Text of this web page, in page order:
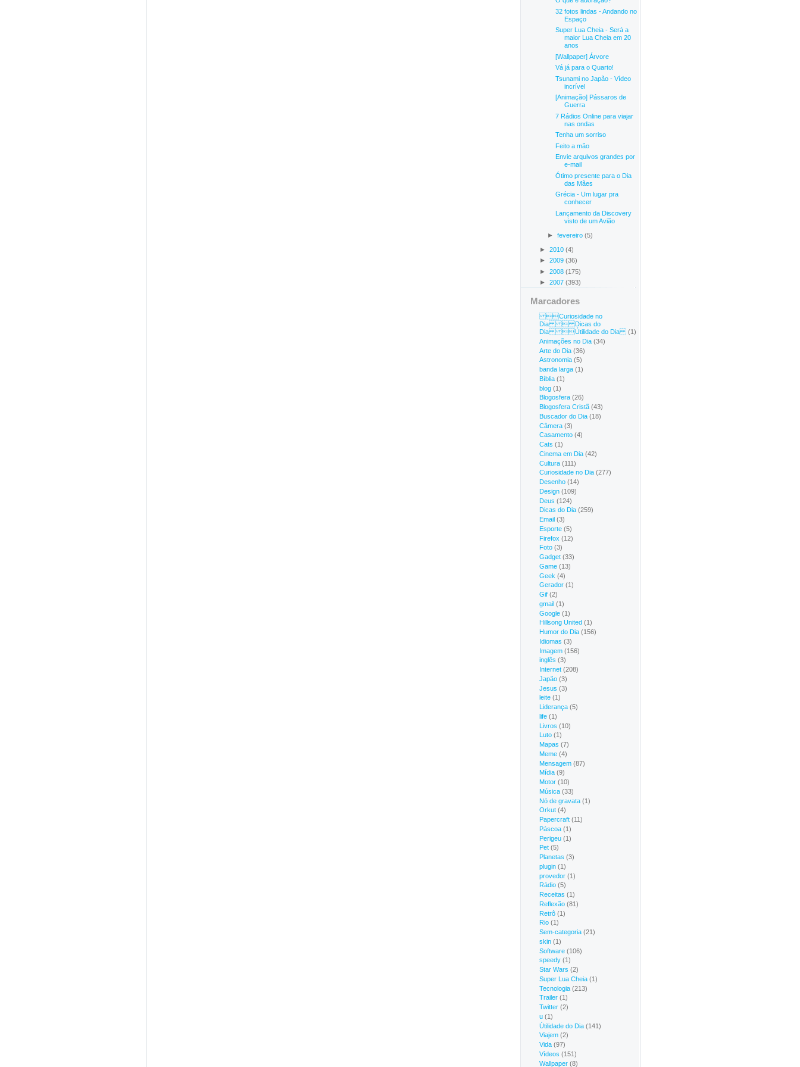
32 fotos lindas - Andando no
Espaço
Super Lua Cheia - Será a
maior Lua Cheia em 20
anos
[Wallpaper] Árvore
Vá já para o Quarto!
Tsunami no Japão - Vídeo
incrível
[Animação] Pássaros de
Guerra
7 Rádios Online para viajar
nas ondas
Tenha um sorriso
Feito a mão
Envie arquivos grandes por
e-mail
Ótimo presente para o Dia
das Mães
Grécia - Um lugar pra
conhecer
Lançamento da Discovery
visto de um Avião
►fevereiro(5)
► 2010 (4)
► 2009 (36)
► 2008 (175)
► 2007 (393)
Marcadores
Curiosidade no
Dia  Dicas do
Dia Útilidade do Dia (1)
Animações no Dia (34)
Arte do Dia (36)
Astronomia (5)
banda larga (1)
Bíblia (1)
blog (1)
Blogosfera (26)
Blogosfera Cristã (43)
Buscador do Dia (18)
Câmera (3)
Casamento (4)
Cats (1)
Cinema em Dia (42)
Cultura (111)
Curiosidade no Dia (277)
Desenho (14)
Design (109)
Deus (124)
Dicas do Dia (259)
Email (3)
Esporte (5)
Firefox (12)
Foto (3)
Gadget (33)
Game (13)
Geek (4)
Gerador (1)
Gif (2)
gmail (1)
Google (1)
Hillsong United (1)
Humor do Dia (156)
Idiomas (3)
Imagem (156)
inglês (3)
Internet (208)
Japão (3)
Jesus (3)
leite (1)
Liderança (5)
life (1)
Livros (10)
Luto (1)
Mapas (7)
Meme (4)
Mensagem (87)
Mídia (9)
Motor (10)
Música (33)
Nó de gravata (1)
Orkut (4)
Papercraft (11)
Páscoa (1)
Perigeu (1)
Pet (5)
Planetas (3)
plugin (1)
provedor (1)
Rádio (5)
Receitas (1)
Reflexão (81)
Retrô (1)
Rio (1)
Sem-categoria (21)
skin (1)
Software (106)
speedy (1)
Star Wars (2)
Super Lua Cheia (1)
Tecnologia (213)
Trailer (1)
Twitter (2)
u (1)
Útilidade do Dia (141)
Viajem (2)
Vida (97)
Vídeos (151)
Wallpaper (8)